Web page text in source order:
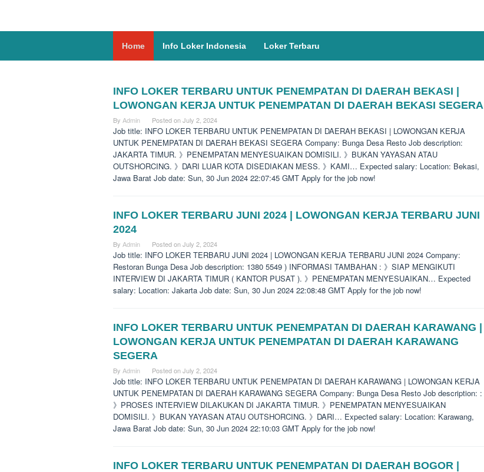
Home Info Loker Indonesia Loker Terbaru
Banji
INFO LOKER TERBARU UNTUK PENEMPATAN DI DAERAH BEKASI |
LOWONGAN KERJA UNTUK PENEMPATAN DI DAERAH BEKASI SEGERA
By Admin Posted onJuly 2, 2024
Job title: INFO LOKER TERBARU UNTUK PENEMPATAN DI DAERAH BEKASI | LOWONGAN KERJA
UNTUK PENEMPATAN DI DAERAH BEKASI SEGERA Company: Bunga Desa Resto Job description:
JAKARTA TIMUR. 》PENEMPATAN MENYESUAIKAN DOMISILI. 》BUKAN YAYASAN ATAU
OUTSHORCING. 》DARI LUAR KOTA DISEDIAKAN MESS. 》KAMI… Expected salary: Location: Bekasi,
Jawa Barat Job date: Sun, 30 Jun 2024 22:07:45 GMT Apply for the job now!
INFO LOKER TERBARU JUNI 2024 | LOWONGAN KERJA TERBARU JUNI
2024
By Admin Posted onJuly 2, 2024
Job title: INFO LOKER TERBARU JUNI 2024 | LOWONGAN KERJA TERBARU JUNI 2024 Company:
Restoran Bunga Desa Job description: 1380 5549 ) INFORMASI TAMBAHAN : 》SIAP MENGIKUTI
INTERVIEW DI JAKARTA TIMUR ( KANTOR PUSAT ). 》PENEMPATAN MENYESUAIKAN… Expected
salary: Location: Jakarta Job date: Sun, 30 Jun 2024 22:08:48 GMT Apply for the job now!
INFO LOKER TERBARU UNTUK PENEMPATAN DI DAERAH KARAWANG |
LOWONGAN KERJA UNTUK PENEMPATAN DI DAERAH KARAWANG
SEGERA
By Admin Posted onJuly 2, 2024
Job title: INFO LOKER TERBARU UNTUK PENEMPATAN DI DAERAH KARAWANG | LOWONGAN KERJA
UNTUK PENEMPATAN DI DAERAH KARAWANG SEGERA Company: Bunga Desa Resto Job description: :
》PROSES INTERVIEW DILAKUKAN DI JAKARTA TIMUR. 》PENEMPATAN MENYESUAIKAN
DOMISILI. 》BUKAN YAYASAN ATAU OUTSHORCING. 》DARI… Expected salary: Location: Karawang,
Jawa Barat Job date: Sun, 30 Jun 2024 22:10:03 GMT Apply for the job now!
INFO LOKER TERBARU UNTUK PENEMPATAN DI DAERAH BOGOR |